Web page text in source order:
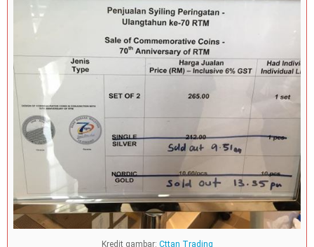
Kredit gambar: Cttan Trading